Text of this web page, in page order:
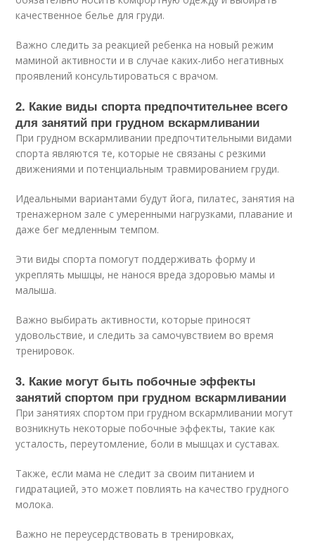
качественное белье для груди.
Важно следить за реакцией ребенка на новый режим
маминой активности и в случае каких-либо негативных
проявлений консультироваться с врачом.
2. Какие виды спорта предпочтительнее всего
для занятий при грудном вскармливании
При грудном вскармливании предпочтительными видами
спорта являются те, которые не связаны с резкими
движениями и потенциальным травмированием груди.
Идеальными вариантами будут йога, пилатес, занятия на
тренажерном зале с умеренными нагрузками, плавание и
даже бег медленным темпом.
Эти виды спорта помогут поддерживать форму и
укреплять мышцы, не нанося вреда здоровью мамы и
малыша.
Важно выбирать активности, которые приносят
удовольствие, и следить за самочувствием во время
тренировок.
3. Какие могут быть побочные эффекты
занятий спортом при грудном вскармливании
При занятиях спортом при грудном вскармливании могут
возникнуть некоторые побочные эффекты, такие как
усталость, переутомление, боли в мышцах и суставах.
Также, если мама не следит за своим питанием и
гидратацией, это может повлиять на качество грудного
молока.
Важно не переусердствовать в тренировках,